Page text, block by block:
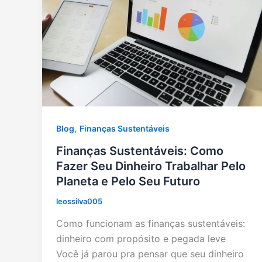
Blog, Finanças Sustentáveis
Finanças Sustentáveis: Como
Fazer Seu Dinheiro Trabalhar Pelo
Planeta e Pelo Seu Futuro
leossilva005
Como funcionam as finanças sustentáveis:
dinheiro com propósito e pegada leve
Você já parou pra pensar que seu dinheiro